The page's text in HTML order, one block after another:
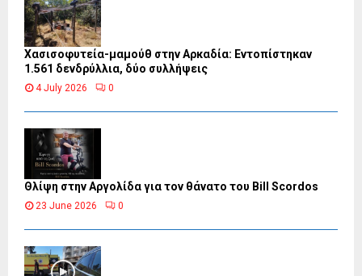
Χασισοφυτεία-μαμούθ στην Αρκαδία: Εντοπίστηκαν
1.561 δενδρύλλια, δύο συλλήψεις
4 July 2026 0
Θλίψη στην Αργολίδα για τον θάνατο του Bill Scordos
23 June 2026 0